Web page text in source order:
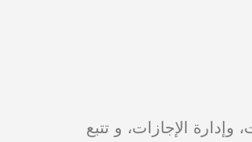
الإجازات، و تتبع